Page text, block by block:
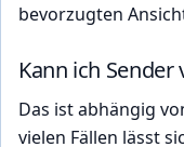
bevorzugten
Kann ich
Das ist abhängig
vielen Fällen lässt